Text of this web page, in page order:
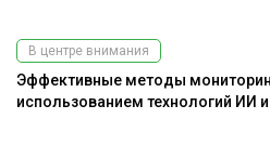
В центре внимания
Эффективные методы
использованием технологий ИИ и